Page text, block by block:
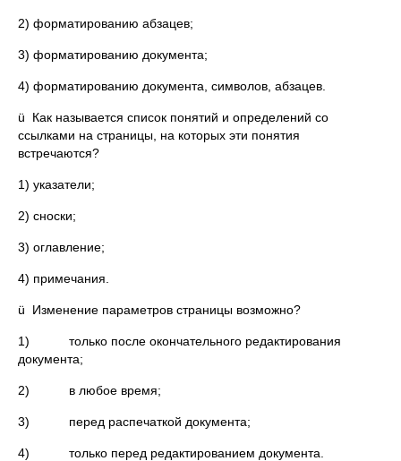
2) форматированию абзацев;
3) форматированию документа;
4) форматированию документа, символов, абзацев.
ü Как называется список понятий и определений со
ссылками на страницы, на которых эти понятия
встречаются?
1) указатели;
2) сноски;
3) оглавление;
4) примечания.
ü Изменение параметров страницы возможно?
1) только после окончательного редактирования
документа;
2) в любое время;
3) перед распечаткой документа;
4) только перед редактированием документа.